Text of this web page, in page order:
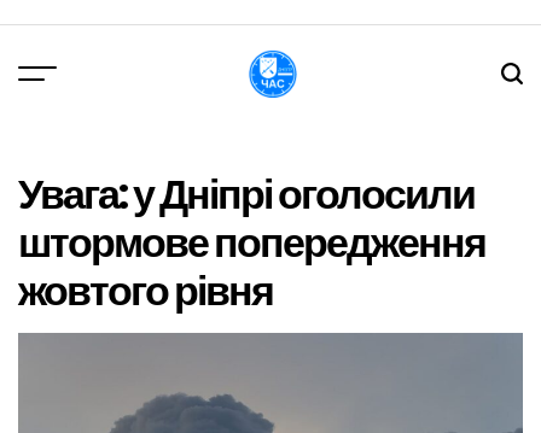
вмісту
Увага: у Дніпрі оголосили
штормове попередження
жовтого рівня